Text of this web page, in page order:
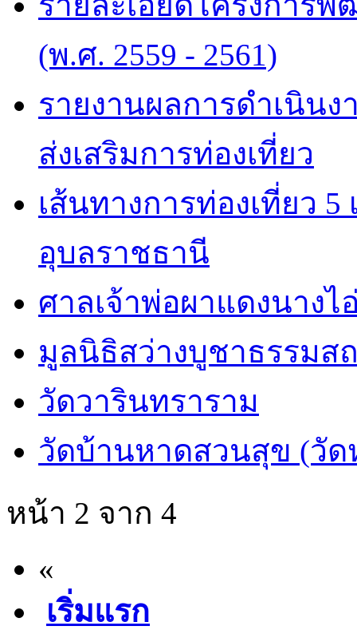
(พ.ศ. 2559 - 2561)
รายงานผลการดำเนิน
ส่งเสริมการท่องเที่ยว
เส้นทางการท่องเที่ยว
อุบลราชธานี
ศาลเจ้าพ่อผาแดงนางไ
มูลนิธิสว่างบูชาธรรมส
วัดวารินทราราม
วัดบ้านหาดสวนสุข (วัด
หน้า 2 จาก 4
«
เริ่มแรก